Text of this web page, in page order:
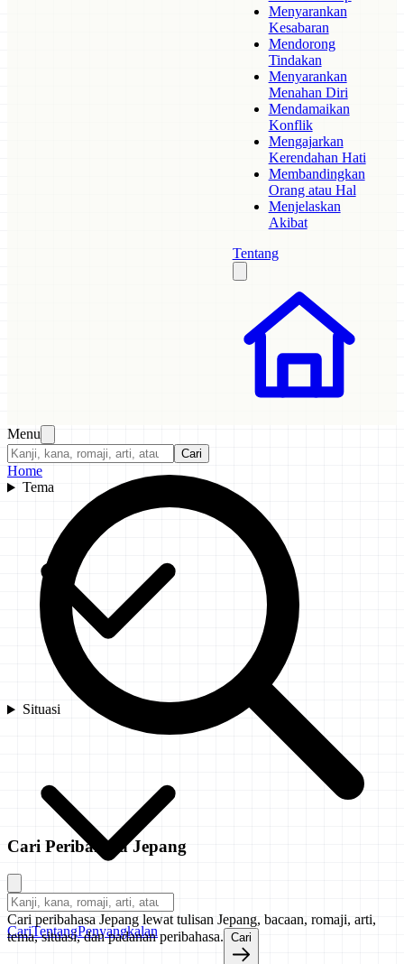
Menyarankan
Kesabaran
Mendorong
Tindakan
Menyarankan
Menahan Diri
Mendamaikan
Konflik
Mengajarkan
Kerendahan Hati
Membandingkan
Orang atau Hal
Menjelaskan
Akibat
Tentang
Menu
Cari
Home
Tema
Situasi
CariTentangPenyangkalan
Cari Peribahasa Jepang
Cari peribahasa Jepang lewat tulisan Jepang, bacaan, romaji, arti,
tema, situasi, dan padanan peribahasa. Cari